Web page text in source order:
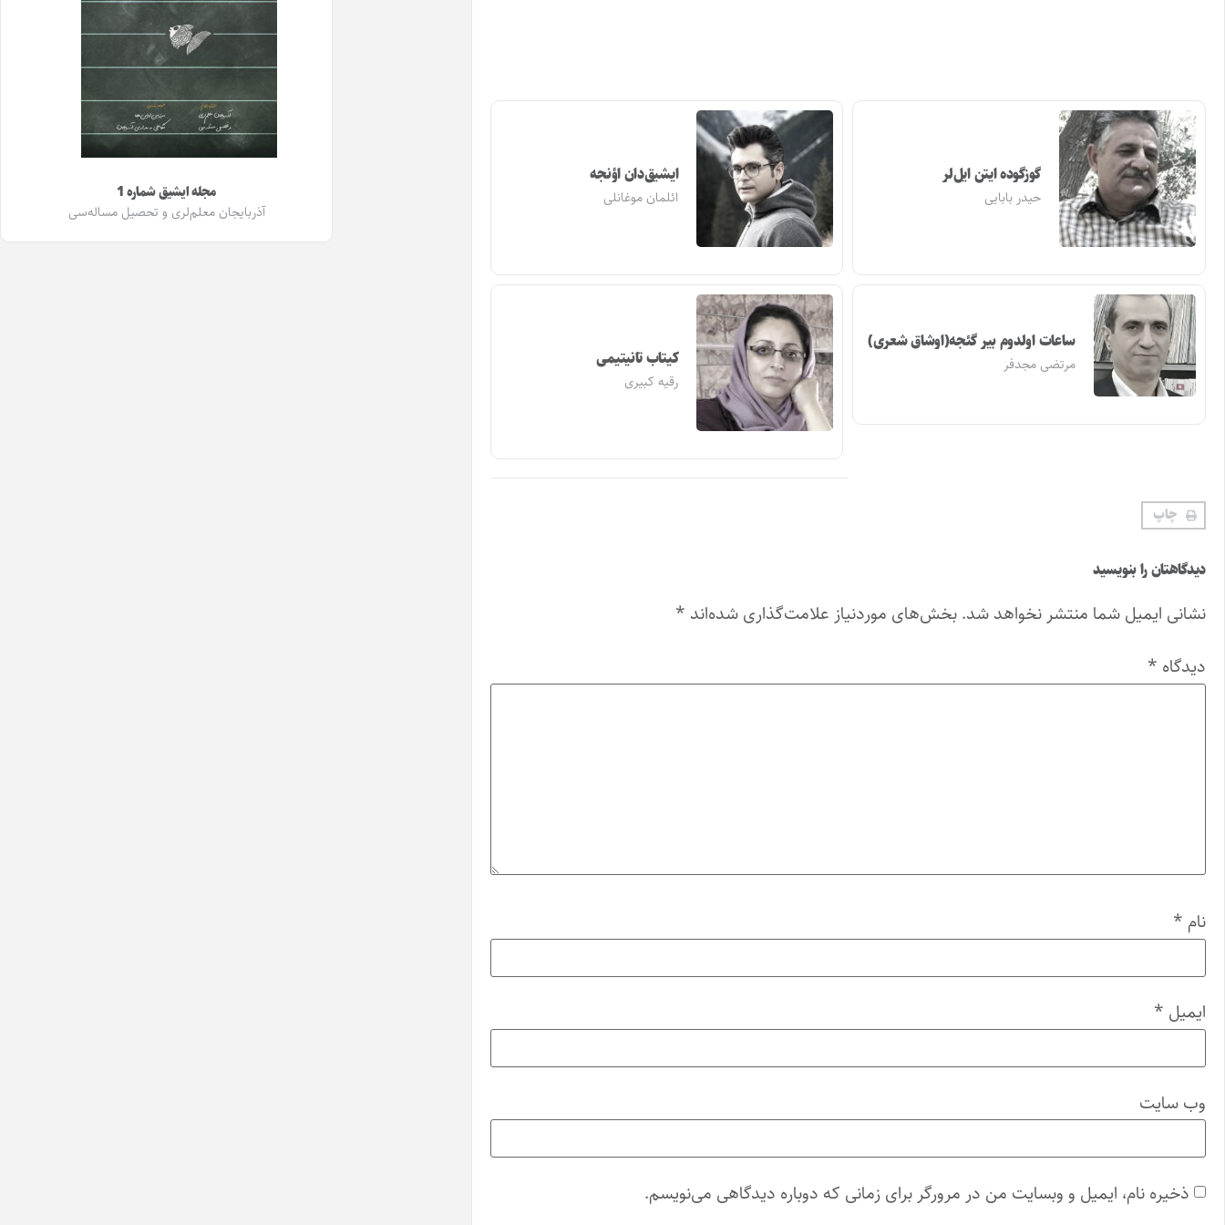
گوزگوده ایتن ایل‌لر
حیدر بابایی
ایشیق‌دان اؤنجه
ائلمان موغانلی
ساعات اولدوم بیر گئجه(اوشاق شعری)
مرتضی مجدفر کیتاب تانیتیمی
رقیه کبیری
چاپ
دیدگاهتان را بنویسید
نشانی ایمیل شما منتشر نخواهد شد. بخش‌های موردنیاز علامت‌گذاری شده‌اند *
دیدگاه *
نام *
ایمیل *
وب‌ سایت
ذخیره نام، ایمیل و وبسایت من در مرورگر برای زمانی که دوباره دیدگاهی می‌نویسم.
مجله ایشیق شماره 1
آذربایجان معلم‌لری و تحصیل مساله‌سی